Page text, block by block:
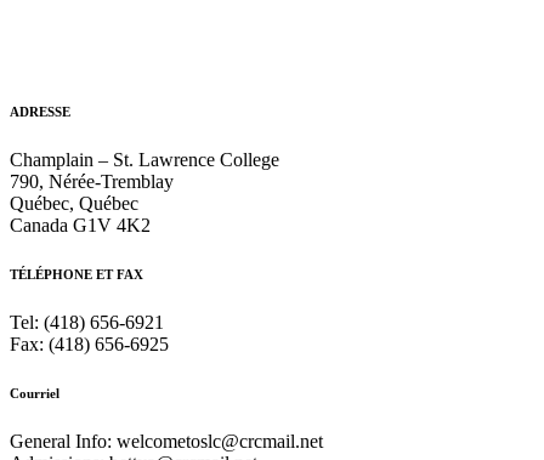
ADRESSE
Champlain – St. Lawrence College
790, Nérée-Tremblay
Québec, Québec
Canada G1V 4K2
TÉLÉPHONE ET FAX
Tel: (418) 656-6921
Fax: (418) 656-6925
Courriel
General Info: welcometoslc@crcmail.net